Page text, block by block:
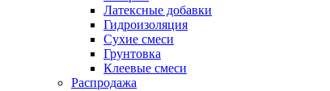
Латексные добавки
Гидроизоляция
Сухие смеси
Грунтовка
Клеевые смеси
Распродажа